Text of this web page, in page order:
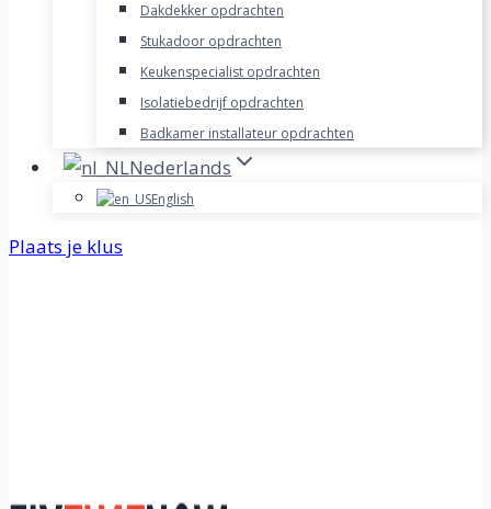
Dakdekker opdrachten
Stukadoor opdrachten
Keukenspecialist opdrachten
Isolatiebedrijf opdrachten
Badkamer installateur opdrachten
Nederlands
English
Plaats je klus